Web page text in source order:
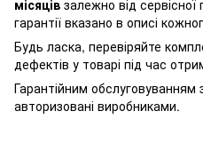
місяців залежно від
гарантії вказано в описі
Будь ласка, перевіряйте
дефектів у товарі під час
Гарантійним
авторизовані виробниками.